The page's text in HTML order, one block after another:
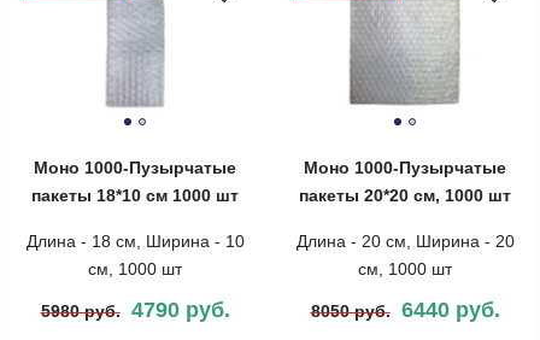
Моно 1000-Пузырчатые
пакеты 18*10 см 1000 шт
Длина - 18 см, Ширина - 10
см, 1000 шт
5980 руб. 4790 руб.
Моно 1000-Пузырчатые
пакеты 20*20 см, 1000 шт
Длина - 20 см, Ширина - 20
см, 1000 шт
8050 руб. 6440 руб.